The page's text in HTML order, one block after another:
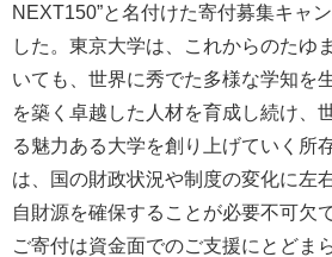
NEXT150”と名付けた寄付募集キャ
した。東京大学は、これからのたゆ
いても、世界に秀でた多様な学知を
を築く卓越した人材を育成し続け、
る魅力ある大学を創り上げていく所
は、国の財政状況や制度の変化に左
自財源を確保することが必要不可欠
ご寄付は資金面でのご支援にとどま